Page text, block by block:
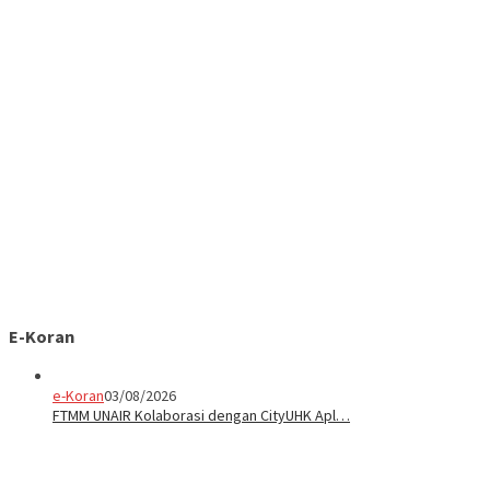
E-Koran
e-Koran03/08/2026
FTMM UNAIR Kolaborasi dengan CityUHK Apl…